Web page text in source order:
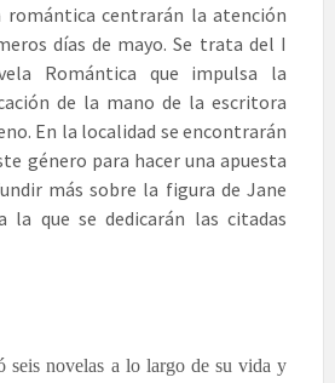
centrarán la atención
días de mayo. Se trata del I
Romántica que impulsa la
de la mano de la escritora
En la localidad se encontrarán
género para hacer una apuesta
más sobre la figura de Jane
la que se dedicarán las citadas
seis novelas a lo largo de su vida y